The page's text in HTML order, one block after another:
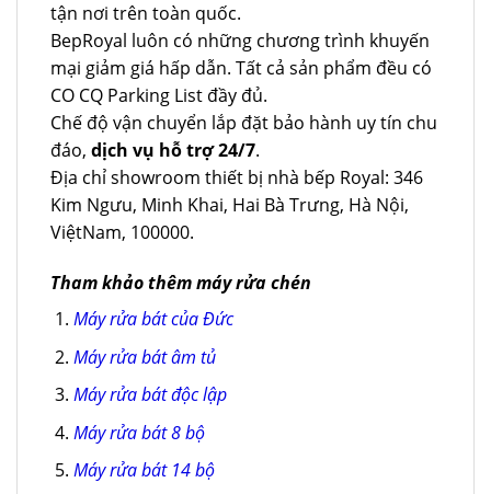
tận nơi trên toàn quốc.
BepRoyal luôn có những chương trình khuyến
mại giảm giá hấp dẫn. Tất cả sản phẩm đều có
CO CQ Parking List đầy đủ.
Chế độ vận chuyển lắp đặt bảo hành uy tín chu
đáo, dịch vụ hỗ trợ 24/7.
Địa chỉ showroom thiết bị nhà bếp Royal: 346
Kim Ngưu, Minh Khai, Hai Bà Trưng, Hà Nội,
ViệtNam, 100000.
Tham khảo thêm máy rửa chén
Máy rửa bát của Đức
Máy rửa bát âm tủ
Máy rửa bát độc lập
Máy rửa bát 8 bộ
Máy rửa bát 14 bộ